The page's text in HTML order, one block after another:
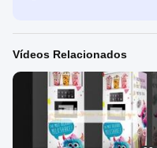
Vídeos Relacionados